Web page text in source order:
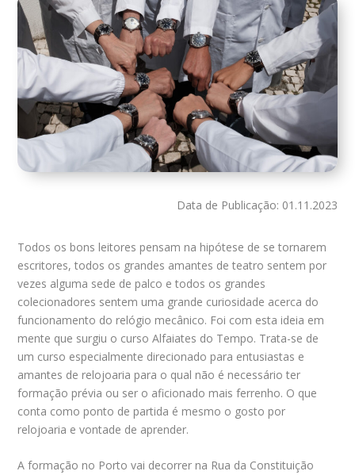
Data de Publicação: 01.11.2023
Todos os bons leitores pensam na hipótese de se tornarem
escritores, todos os grandes amantes de teatro sentem por
vezes alguma sede de palco e todos os grandes
colecionadores sentem uma grande curiosidade acerca do
funcionamento do relógio mecânico. Foi com esta ideia em
mente que surgiu o curso Alfaiates do Tempo. Trata-se de
um curso especialmente direcionado para entusiastas e
amantes de relojoaria para o qual não é necessário ter
formação prévia ou ser o aficionado mais ferrenho. O que
conta como ponto de partida é mesmo o gosto por
relojoaria e vontade de aprender.
A formação no Porto vai decorrer na Rua da Constituição